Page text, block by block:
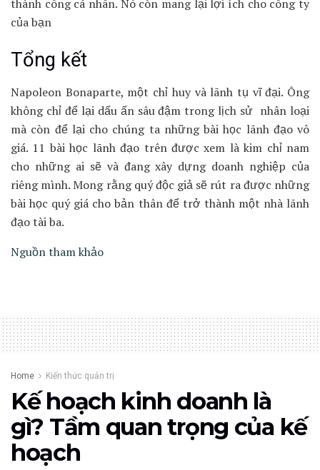
thành công cá nhân. Nó còn mang lại lợi ích cho công ty
của bạn
Tổng kết
Napoleon Bonaparte, một chỉ huy và lãnh tụ vĩ đại. Ông
không chỉ để lại dấu ấn sâu đậm trong lịch sử nhân loại
mà còn để lại cho chúng ta những bài học lãnh đạo vô
giá. 11 bài học lãnh đạo trên được xem là kim chỉ nam
cho những ai sẽ và đang xây dựng doanh nghiệp của
riêng mình. Mong rằng quý độc giả sẽ rút ra được những
bài học quý giá cho bản thân để trở thành một nhà lãnh
đạo tài ba.
Nguồn tham khảo
Home Kiến thức quản trị
Kế hoạch kinh doanh là
gì? Tầm quan trọng của kế
hoạch